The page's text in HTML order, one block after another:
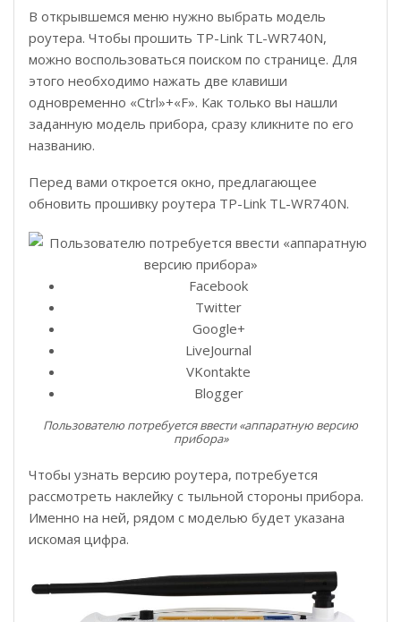
В открывшемся меню нужно выбрать модель
роутера. Чтобы прошить TP-Link TL-WR740N,
можно воспользоваться поиском по странице. Для
этого необходимо нажать две клавиши
одновременно «Ctrl»+«F». Как только вы нашли
заданную модель прибора, сразу кликните по его
названию.
Перед вами откроется окно, предлагающее
обновить прошивку роутера TP-Link TL-WR740N.
Facebook
Twitter
Google+
LiveJournal
VKontakte
Blogger
Пользователю потребуется ввести «аппаратную версию
прибора»
Чтобы узнать версию роутера, потребуется
рассмотреть наклейку с тыльной стороны прибора.
Именно на ней, рядом с моделью будет указана
искомая цифра.